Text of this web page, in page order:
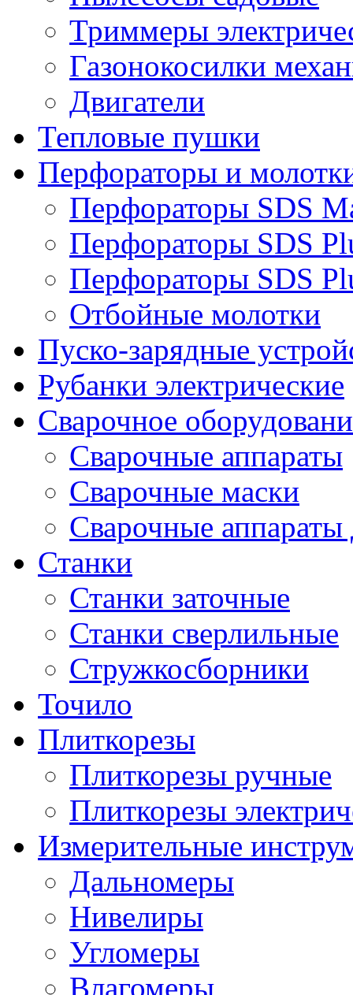
Триммеры
Газонокосилки
Двигатели
Тепловые пушки
Перфораторы и
Перфораторы SDS
Перфораторы SDS
Перфораторы SDS
Отбойные молотки
Пуско-зарядные
Рубанки электрические
Сварочное
Сварочные аппараты
Сварочные маски
Сварочные
Станки
Станки заточные
Станки сверлильные
Стружкосборники
Точило
Плиткорезы
Плиткорезы ручные
Плиткорезы
Измерительные
Дальномеры
Нивелиры
Угломеры
Влагомеры